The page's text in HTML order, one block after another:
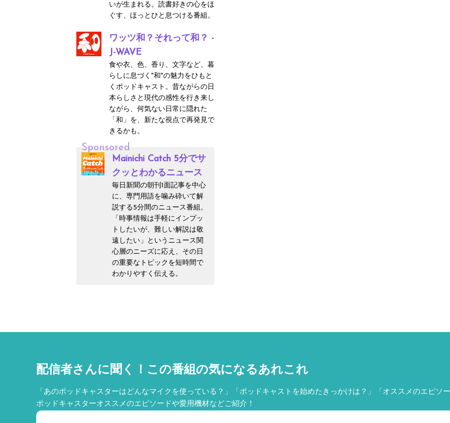
いが生まれる。読書好きの心をほ
ぐす、ほっとひと息つける番組。
ワッツ和？それって和？ -
J-WAVE
食や衣、色、香り、文字など、暮
らしに息づく"和"の魅力をひもと
くポッドキャスト。昔ながらの日
本らしさと現代の感性を行き来し
ながら、何気ない日常に隠れた
「和」を、新たな視点で再発見で
きるかも。
Sponsored
Mainichi Catch 5分でサ
クッとわかるニュース
毎日新聞の朝刊1面記事を中心
に、専門用語を噛み砕いて解
説する5分間のニュース番組。
「時事情報は手軽にインプッ
トしたいが、難しい解説は敬
遠したい」というニュース関
心層のニーズに応え、その日
の重要なトピックを短時間で
わかりやすく伝える。
配信者さんに聞く！ この番組の気になるあれこれ
「あのポッドキャスターはどんなマイクを使っている？」「ポッドキャストを始めたきっかけは？」「オススメのエピソ
ポッドキャスターオススメのエピソードや愛用機材などご紹介！